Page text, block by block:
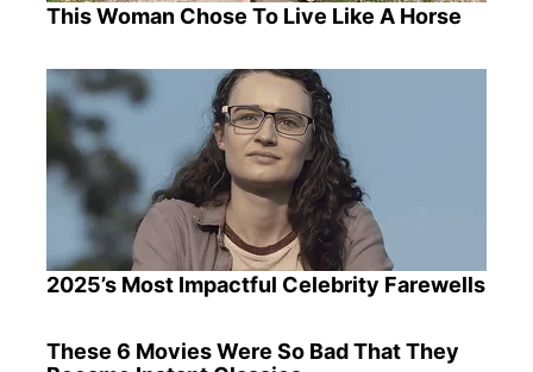
This Woman Chose To Live Like A Horse
2025’s Most Impactful Celebrity Farewells
These 6 Movies Were So Bad That They